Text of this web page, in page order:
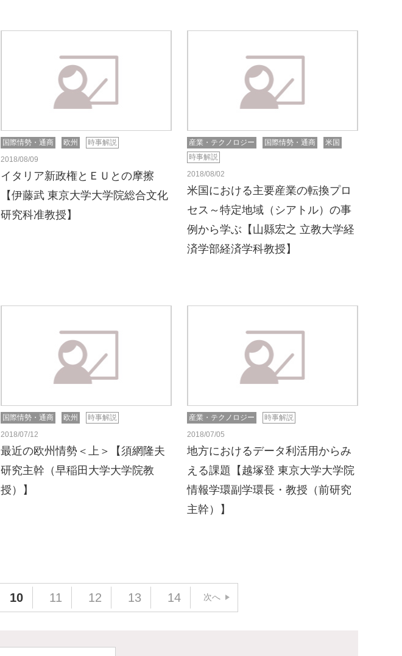
国際情勢・通商 欧州
時事解説
2018/08/09
イタリア新政権とＥＵとの摩擦
【伊藤武 東京大学大学院総合文化
研究科准教授】
産業・テクノロジー 国際情勢・通商
米国
時事解説
2018/08/02
米国における主要産業の転換プロ
セス～特定地域（シアトル）の事
例から学ぶ【山縣宏之 立教大学経
済学部経済学科教授】
国際情勢・通商 欧州
時事解説
2018/07/12
最近の欧州情勢＜上＞【須網隆夫
研究主幹（早稲田大学大学院教
授）】
産業・テクノロジー
時事解説
2018/07/05
地方におけるデータ利活用からみ
える課題【越塚登 東京大学大学院
情報学環副学環長・教授（前研究
主幹）】
10 11 12 13 14 次へ